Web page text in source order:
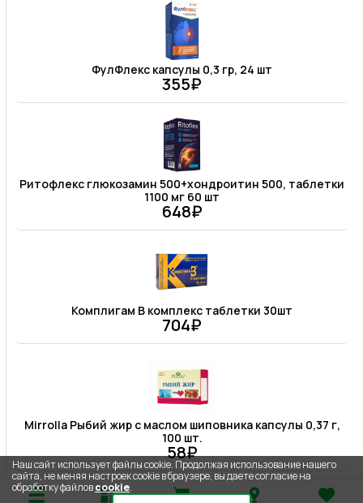
ФулФлекс капсулы 0,3 гр, 24 шт
355₽
Ритофлекс глюкозамин 500+хондроитин 500, таблетки
1100 мг 60 шт
648₽
Комплигам В комплекс таблетки 30шт
704₽
Mirrolla Рыбий жир с маслом шиповника капсулы 0,37 г,
100 шт.
58₽
Наш сайт использует файлы cookie. Продолжая использование нашего
сайта, не меняя настроек cookie в браузере, вы даете согласие на
обработку файловcookie.